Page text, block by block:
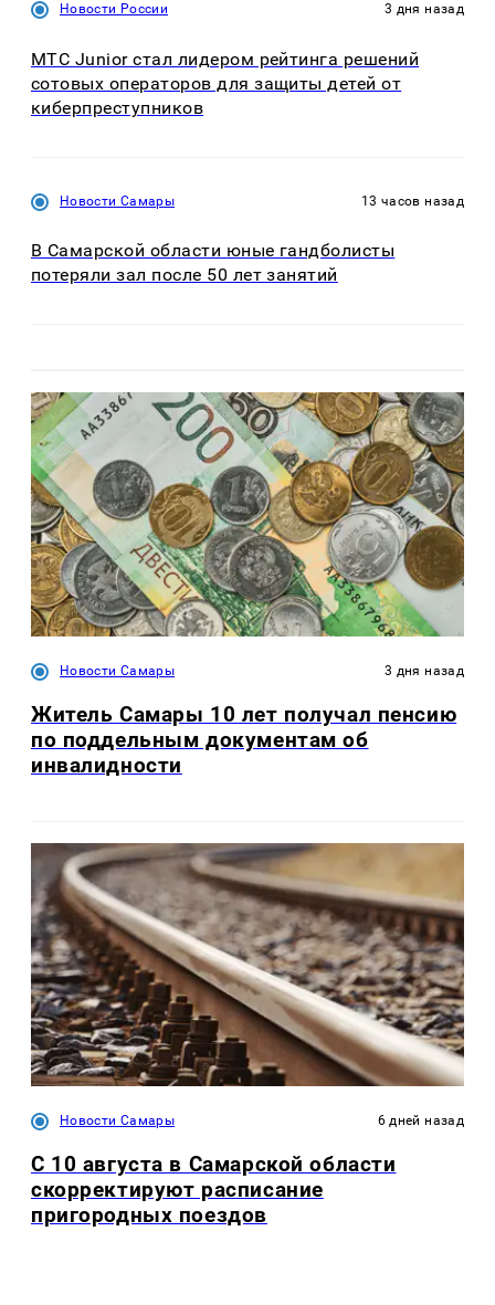
Новости России 3 дня назад
МТС Junior стал лидером рейтинга решений
сотовых операторов для защиты детей от
киберпреступников
Новости Самары 13 часов назад
В Самарской области юные гандболисты
потеряли зал после 50 лет занятий
Новости Самары 3 дня назад
Житель Самары 10 лет получал пенсию
по поддельным документам об
инвалидности
Новости Самары 6 дней назад
С 10 августа в Самарской области
скорректируют расписание
пригородных поездов